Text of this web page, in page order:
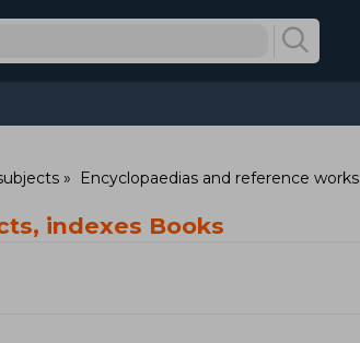
Encyclopaedias and reference works
indexes Books